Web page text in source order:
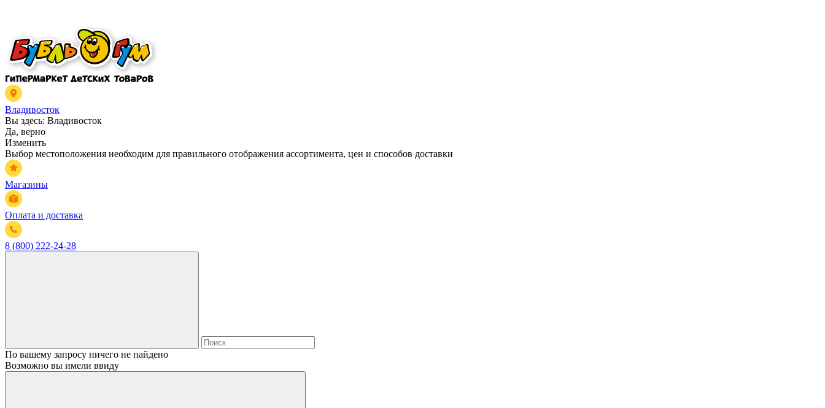
Владивосток
Вы здесь: Владивосток
Да, верно
Изменить
Выбор местоположения необходим для правильного отображения ассортимента, цен и способов доставки
Магазины
Оплата и доставка
8 (800) 222-24-28
По вашему запросу ничего не найдено
Возможно вы имели ввиду